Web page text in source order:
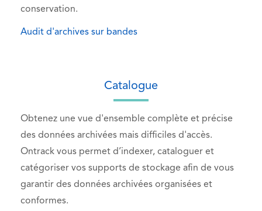
conservation.
Audit d'archives sur bandes
Catalogue
Obtenez une vue d'ensemble complète et précise
des données archivées mais difficiles d'accès.
Ontrack vous permet d’indexer, cataloguer et
catégoriser vos supports de stockage afin de vous
garantir des données archivées organisées et
conformes.